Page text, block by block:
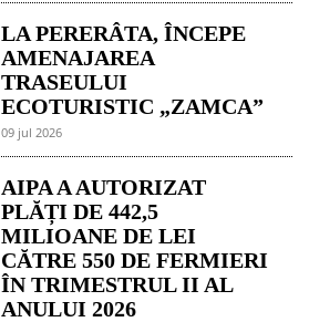
LA PERERÂTA, ÎNCEPE
AMENAJAREA
TRASEULUI
ECOTURISTIC „ZAMCA”
09 jul 2026
AIPA A AUTORIZAT
PLĂȚI DE 442,5
MILIOANE DE LEI
CĂTRE 550 DE FERMIERI
ÎN TRIMESTRUL II AL
ANULUI 2026